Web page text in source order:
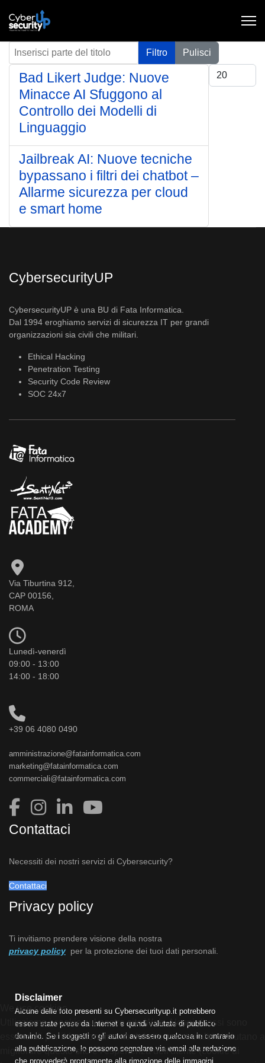
Inserisci parte del titolo Filtro
Pulisci
Visualizza #
Bad Likert Judge: Nuove
Minacce AI Sfuggono al
Controllo dei Modelli di
Linguaggio
Jailbreak AI: Nuove tecniche
bypassano i filtri dei chatbot –
Allarme sicurezza per cloud
e smart home
CybersecurityUP
CybersecurityUP è una BU di Fata Informatica.
Dal 1994 eroghiamo servizi di sicurezza IT per grandi
organizzazioni sia civili che militari.
Ethical Hacking
Penetration Testing
Security Code Review
SOC 24x7
Via Tiburtina 912,
CAP 00156,
ROMA
Lunedì-venerdì
09:00 - 13:00
14:00 - 18:00
+39 06 4080 0490
amministrazione@fatainformatica.com
marketing@fatainformatica.com
commerciali@fatainformatica.com
Contattaci
Necessiti dei nostri servizi di Cybersecurity?
Contattaci
Privacy policy
Ti invitiamo prendere visione della nostra
privacy policy per la protezione dei tuoi dati personali.
Disclaimer
Alcune delle foto presenti su Cybersecurityup.it potrebbero
essere state prese da Internet e quindi valutate di pubblico
dominio. Se i soggetti o gli autori avessero qualcosa in contrario
alla pubblicazione, lo possono segnalare via email alla redazione
che provvederà prontamente alla rimozione delle immagini
We use cookies
Utilizziamo i cookie sul nostro sito Web. Alcuni di essi sono
essenziali per il funzionamento del sito, mentre altri ci aiutano a
migliorare questo sito e l'esperienza dell'utente (cookie di